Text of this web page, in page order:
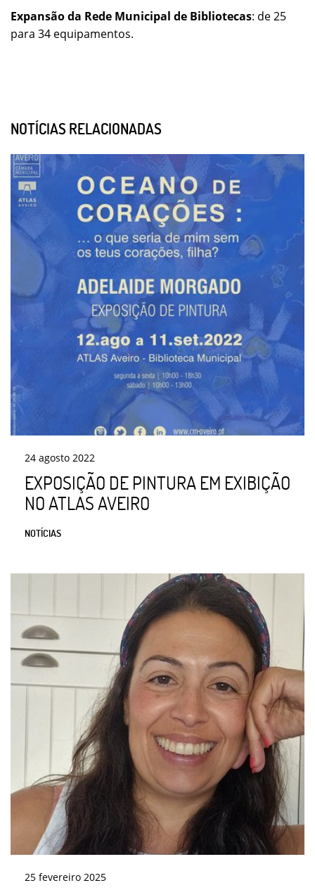
Expansão da Rede Municipal de Bibliotecas: de 25
para 34 equipamentos.
NOTÍCIAS RELACIONADAS
24 agosto 2022
EXPOSIÇÃO DE PINTURA EM EXIBIÇÃO
NO ATLAS AVEIRO
NOTÍCIAS
25 fevereiro 2025